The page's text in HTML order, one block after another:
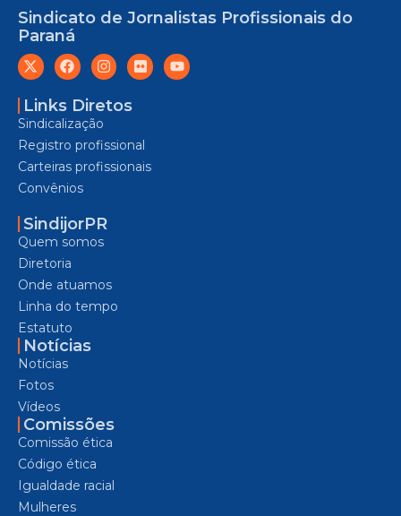
Sindicato de Jornalistas Profissionais do
Paraná
Links Diretos
Sindicalização
Registro profissional
Carteiras profissionais
Convênios
SindijorPR
Quem somos
Diretoria
Onde atuamos
Linha do tempo
Estatuto
Notícias
Notícias
Fotos
Vídeos
Comissões
Comissão ética
Código ética
Igualdade racial
Mulheres